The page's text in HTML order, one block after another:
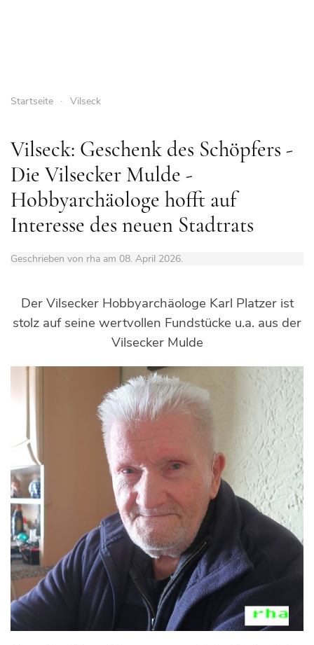
Startseite Vilseck
Vilseck: Geschenk des Schöpfers -
Die Vilsecker Mulde -
Hobbyarchäologe hofft auf
Interesse des neuen Stadtrats
Geschrieben von rha am 08. April 2026.
Der Vilsecker Hobbyarchäologe Karl Platzer ist
stolz auf seine wertvollen Fundstücke u.a. aus der
Vilsecker Mulde